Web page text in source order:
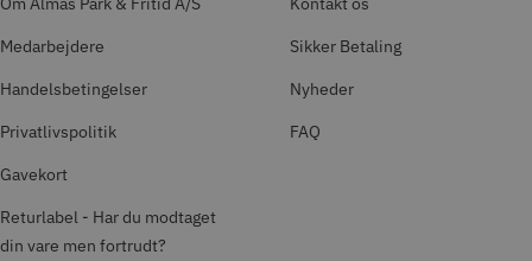
Medarbejdere
Handelsbetingelser
Privatlivspolitik
Gavekort
Returlabel - Har du modtaget
din vare men fortrudt?
Sikker Betaling
Nyheder
FAQ